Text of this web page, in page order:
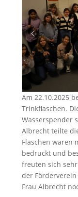
Am 22.10.2025
Trinkflaschen.
Wasserspender
Albrecht teilte
Flaschen waren
bedruckt und
freuten sich
der
Frau Albrecht